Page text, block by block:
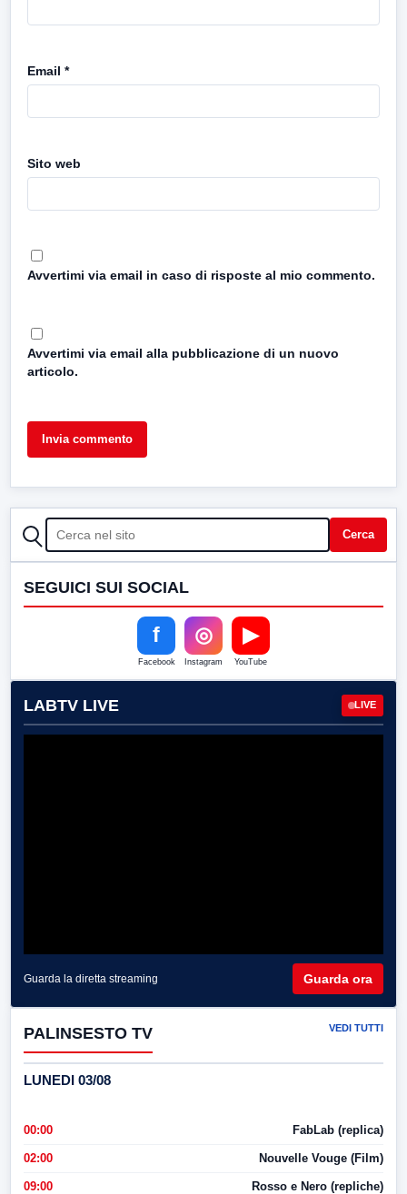
Email *
Sito web
Avvertimi via email in caso di risposte al mio commento.
Avvertimi via email alla pubblicazione di un nuovo
articolo.
CERCA Cerca
SEGUICI SUI SOCIAL
f
Facebook
◎
Instagram
▶
YouTube
LABTV LIVE LIVE
Guarda la diretta streaming Guarda ora
PALINSESTO TV VEDI TUTTI
LUNEDI 03/08
00:00 FabLab (replica)
02:00 Nouvelle Vouge (Film)
09:00 Rosso e Nero (repliche)